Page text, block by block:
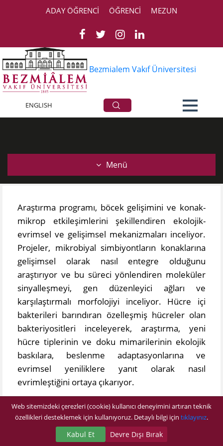
ADAY ÖĞRENCİ ÖĞRENCİ MEZUN
Bezmialem Vakıf Üniversitesi
ENGLISH Eco-Evo-Devo
Menü
Araştırma programı, böcek gelişimini ve konak-
mikrop etkileşimlerini şekillendiren ekolojik-
evrimsel ve gelişimsel mekanizmaları inceliyor.
Projeler, mikrobiyal simbiyontların konaklarına
gelişimsel olarak nasıl entegre olduğunu
araştırıyor ve bu süreci yönlendiren moleküler
sinyalleşmeyi, gen düzenleyici ağları ve
karşılaştırmalı morfolojiyi inceliyor. Hücre içi
bakterileri barındıran özelleşmiş hücreler olan
bakteriyositleri inceleyerek, araştırma, yeni
hücre tiplerinin ve doku mimarilerinin ekolojik
baskılara, beslenme adaptasyonlarına ve
evrimsel yeniliklere yanıt olarak nasıl
evrimleştiğini ortaya çıkarıyor.
Eko Evrimsel Gelişim Bölümü İçindeki Aktif
Laboratuvarlar
Web sitemizdeki çerezleri (cookie) kullanıcı deneyimini artıran teknik
özellikleri desteklemek için kullanıyoruz. Detaylı bilgi için tıklayınız.
Kabul Et Devre Dışı Bırak